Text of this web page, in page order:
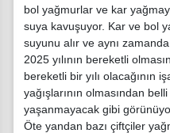
bol yağmurlar ve kar
suya kavuşuyor. Kar ve bol
suyunu alır ve aynı
2025 yılının bereketli
bereketli bir yılı olacağının
yağışlarının olmasından
yaşanmayacak gibi
Öte yandan bazı çiftçiler